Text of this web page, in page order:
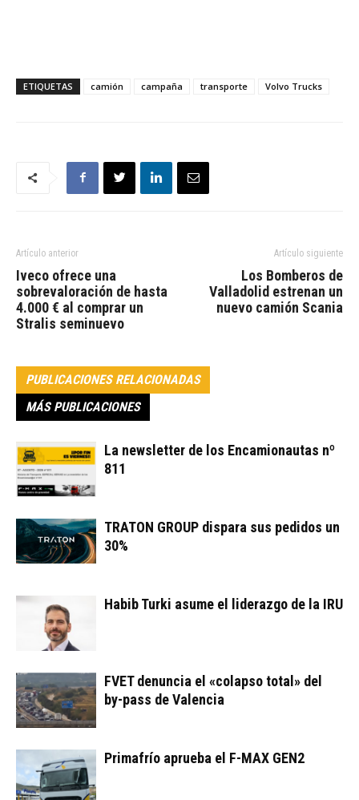
ETIQUETAS camión campaña transporte Volvo Trucks
Artículo anterior
Iveco ofrece una
sobrevaloración de hasta
4.000 € al comprar un
Stralis seminuevo
Artículo siguiente
Los Bomberos de
Valladolid estrenan un
nuevo camión Scania
PUBLICACIONES RELACIONADAS
MÁS PUBLICACIONES
La newsletter de los Encamionautas nº
811
TRATON GROUP dispara sus pedidos un
30%
Habib Turki asume el liderazgo de la IRU
FVET denuncia el «colapso total» del
by-pass de Valencia
Primafrío aprueba el F-MAX GEN2